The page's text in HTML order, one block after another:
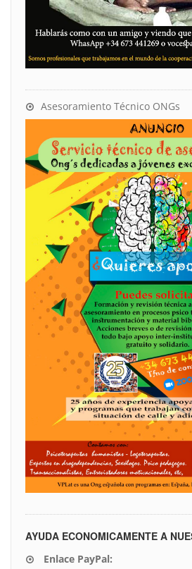
Asesoramiento Técnico ONGs
AYUDA ECONOMICAMENTE A
Enlace PayPal: